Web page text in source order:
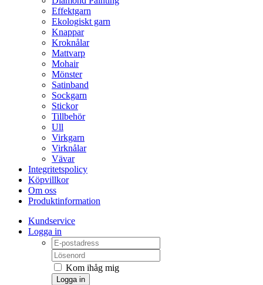
Effektgarn
Ekologiskt garn
Knappar
Kroknålar
Mattvarp
Mohair
Mönster
Satinband
Sockgarn
Stickor
Tillbehör
Ull
Virkgarn
Virknålar
Vävar
Integritetspolicy
Köpvillkor
Om oss
Produktinformation
Kundservice
Logga in
Kom ihåg mig
Logga in